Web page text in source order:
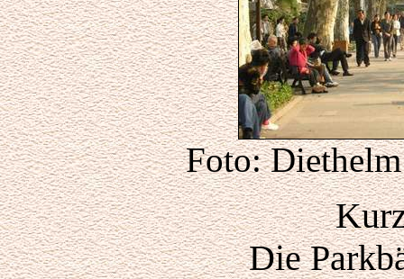
Foto:
Die